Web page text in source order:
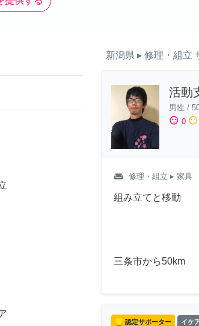
新潟県 ▸ 修理・組立
活動
男性 /
sentiment_satisfied 0 sentiment_neutral
weekend 修理・組立 ▸ 家具
組み立てと移動
三条市から50km
認定サポーター イケ